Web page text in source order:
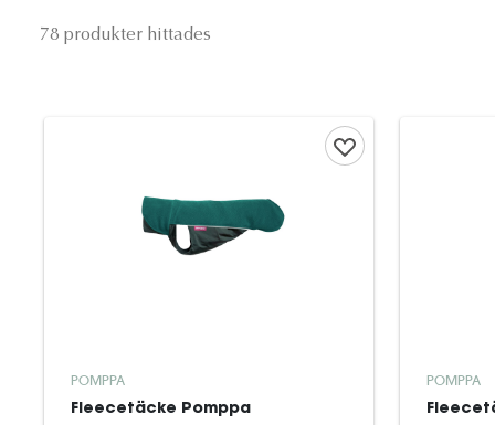
78 produkter hittades
POMPPA
Fleecetäcke Pomppa
POMPPA